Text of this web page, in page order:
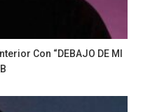
Con “DEBAJO DE MI